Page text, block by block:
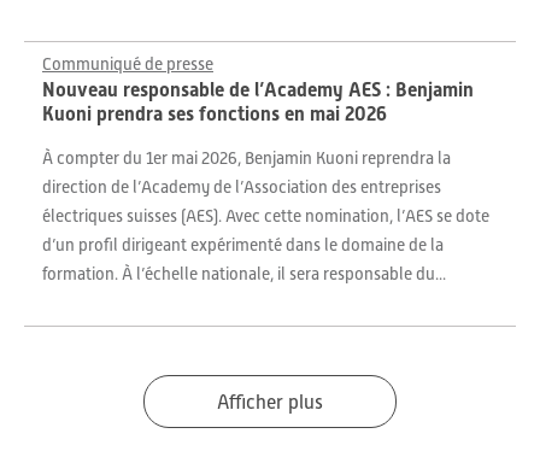
Communiqué de presse
Nouveau responsable de l’Academy AES : Benjamin
Kuoni prendra ses fonctions en mai 2026
À compter du 1er mai 2026, Benjamin Kuoni reprendra la
direction de l’Academy de l’Association des entreprises
électriques suisses (AES). Avec cette nomination, l’AES se dote
d’un profil dirigeant expérimenté dans le domaine de la
formation. À l’échelle nationale, il sera responsable du...
Afficher plus